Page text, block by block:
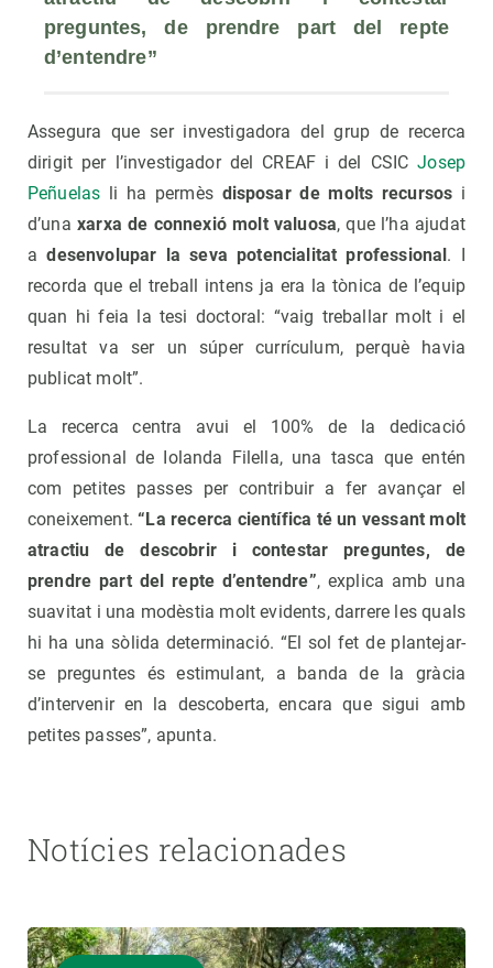
preguntes, de prendre part del repte
d’entendre”
Assegura que ser investigadora del grup de recerca
dirigit per l’investigador del CREAF i del CSICJosep
Peñuelas li ha permès disposar de molts recursos i
d’una xarxa de connexió molt valuosa, que l’ha ajudat
adesenvolupar la seva potencialitat professional . I
recorda que el treball intens ja era la tònica de l’equip
quan hi feia la tesi doctoral: “vaig treballar molt i el
resultat va ser un súper currículum, perquè havia
publicat molt”.
La recerca centra avui el 100% de la dedicació
professional de Iolanda Filella, una tasca que entén
com petites passes per contribuir a fer avançar el
coneixement.“La recerca científica té un vessant molt
atractiu de descobrir i contestar preguntes, de
prendre part del repte d’entendre”, explica amb una
suavitat i una modèstia molt evidents, darrere les quals
hi ha una sòlida determinació. “El sol fet de plantejar-
se preguntes és estimulant, a banda de la gràcia
d’intervenir en la descoberta, encara que sigui amb
petites passes”, apunta.
Notícies relacionades